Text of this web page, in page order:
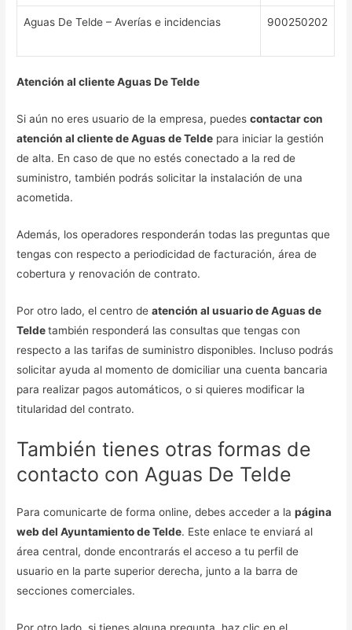
Aguas De Telde – Averías e incidencias 900250202
Atención al cliente Aguas De Telde
Si aún no eres usuario de la empresa, puedescontactar con
atención al cliente de Aguas de Telde para iniciar la gestión
de alta. En caso de que no estés conectado a la red de
suministro, también podrás solicitar la instalación de una
acometida.
Además, los operadores responderán todas las preguntas que
tengas con respecto a periodicidad de facturación, área de
cobertura y renovación de contrato.
Por otro lado, el centro deatención al usuario de Aguas de
Teldetambién responderá las consultas que tengas con
respecto a las tarifas de suministro disponibles. Incluso podrás
solicitar ayuda al momento de domiciliar una cuenta bancaria
para realizar pagos automáticos, o si quieres modificar la
titularidad del contrato.
También tienes otras formas de
contacto con Aguas De Telde
Para comunicarte de forma online, debes acceder a lapágina
web del Ayuntamiento de Telde. Este enlace te enviará al
área central, donde encontrarás el acceso a tu perfil de
usuario en la parte superior derecha, junto a la barra de
secciones comerciales.